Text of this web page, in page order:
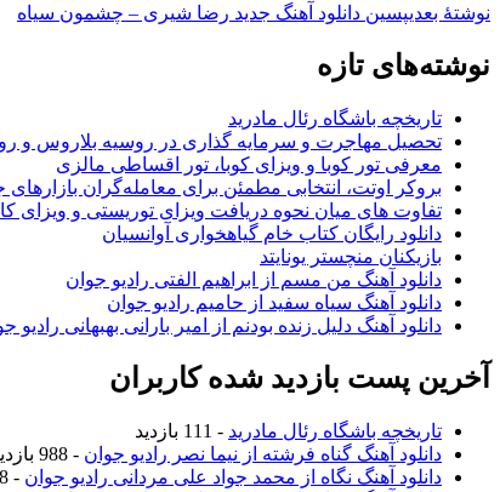
نوشته‌ٔ بعدیپسین دانلود آهنگ جدید رضا شیری – چشمون سیاه
نوشته‌های تازه
تاریخچه باشگاه رئال مادرید
تحصیل مهاجرت و سرمایه گذاری در روسیه بلاروس و
معرفی تور کوبا و ویزای کوبا، تور اقساطی مالزی
بروکر اوتت، انتخابی مطمئن برای معامله‌گران بازارهای
تفاوت های میان نحوه دریافت ویزای توریستی و ویزای کار
دانلود رایگان کتاب خام گیاهخواری آوانسیان
بازیکنان منچستر یونایتد
دانلود آهنگ من مسم از ابراهیم الفتی رادیو جوان
دانلود آهنگ سیاه سفید از حامیم رادیو جوان
دانلود آهنگ دلیل زنده بودنم از امیر بارانی بهبهانی رادیو
آخرین پست بازدید شده کاربران
تاریخچه باشگاه رئال مادرید - 111 بازدید
دانلود آهنگ گناه فرشته از نیما نصر رادیو جوان - 988 بازدید
دانلود آهنگ نگاه از محمد جواد علی مردانی رادیو جوان - 988 بازدید